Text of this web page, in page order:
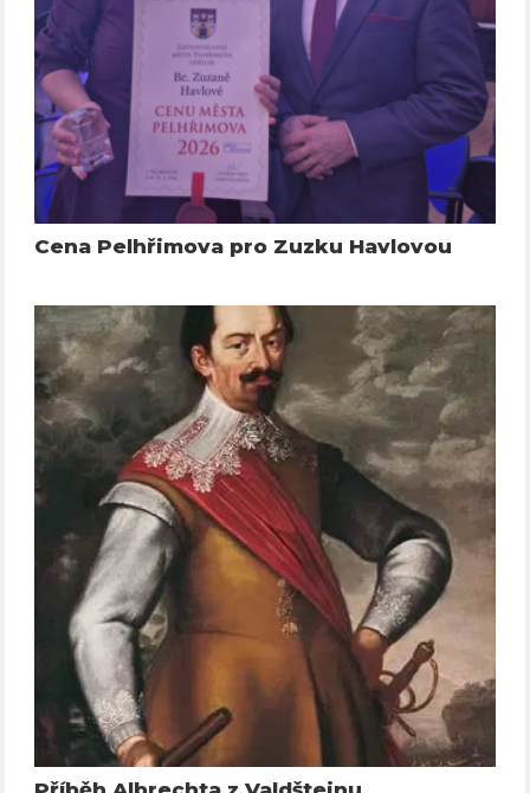
Cena Pelhřimova pro Zuzku Havlovou